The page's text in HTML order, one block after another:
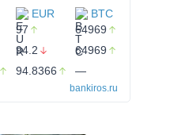
EUR BTC
97 64969
94.2 64969
94.8366 —
bankiros.ru